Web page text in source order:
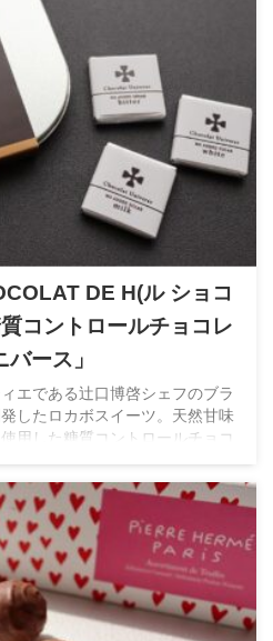
DE H(ル ショコ
コントロールチョコレ
ース」
エである辻口博啓シェフのブラ
したロカボスイーツ。天然甘味
用した糖質コントロールチョコ